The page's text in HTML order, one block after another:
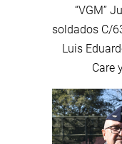
“VGM”
soldados C/
Luis
Care